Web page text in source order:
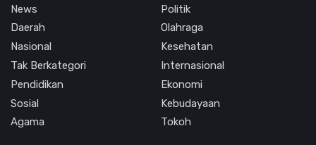
News
Daerah
Nasional
Tak Berkategori
Pendidikan
Sosial
Agama
Politik
Olahraga
Kesehatan
Internasional
Ekonomi
Kebudayaan
Tokoh